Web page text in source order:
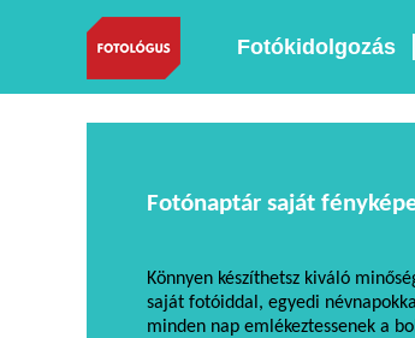
Fotókidolgozás
Fotónaptár saját
Könnyen készíthetsz kiváló
saját fotóiddal, egyedi
minden nap emlékeztessenek a